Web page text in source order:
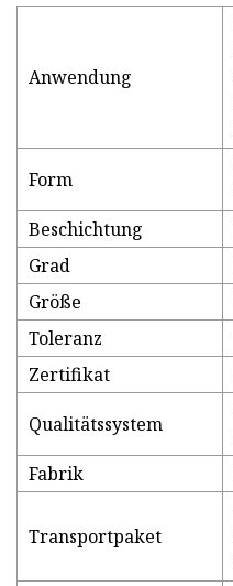
Anwendung
Form
Beschichtung
Grad
Größe
Toleranz
Zertifikat
Qualitätssystem
Fabrik
Transportpaket